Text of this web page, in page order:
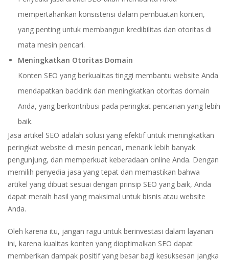
mempertahankan konsistensi dalam pembuatan konten,
yang penting untuk membangun kredibilitas dan otoritas di
mata mesin pencari.
Meningkatkan Otoritas Domain
Konten SEO yang berkualitas tinggi membantu website Anda
mendapatkan backlink dan meningkatkan otoritas domain
Anda, yang berkontribusi pada peringkat pencarian yang lebih
baik.
Jasa artikel SEO adalah solusi yang efektif untuk meningkatkan
peringkat website di mesin pencari, menarik lebih banyak
pengunjung, dan memperkuat keberadaan online Anda. Dengan
memilih penyedia jasa yang tepat dan memastikan bahwa
artikel yang dibuat sesuai dengan prinsip SEO yang baik, Anda
dapat meraih hasil yang maksimal untuk bisnis atau website
Anda.
Oleh karena itu, jangan ragu untuk berinvestasi dalam layanan
ini, karena kualitas konten yang dioptimalkan SEO dapat
memberikan dampak positif yang besar bagi kesuksesan jangka